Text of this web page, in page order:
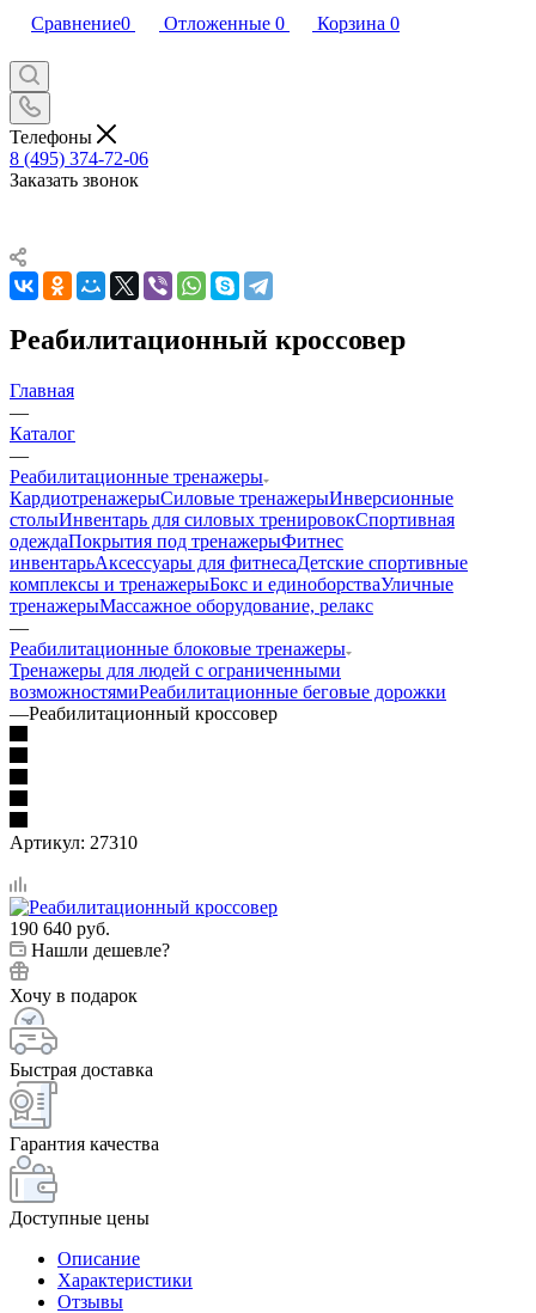
Сравнение0 Отложенные 0 Корзина 0
Телефоны
8 (495) 374-72-06
Заказать звонок
Реабилитационный кроссовер
Главная
—
Каталог
—
Реабилитационные тренажеры
КардиотренажерыСиловые тренажерыИнверсионные
столыИнвентарь для силовых тренировокСпортивная
одеждаПокрытия под тренажерыФитнес
инвентарьАксессуары для фитнесаДетские спортивные
комплексы и тренажерыБокс и единоборстваУличные
тренажерыМассажное оборудование, релакс
—
Реабилитационные блоковые тренажеры
Тренажеры для людей с ограниченными
возможностямиРеабилитационные беговые дорожки
—Реабилитационный кроссовер
Артикул: 27310
190 640 руб.
Нашли дешевле?
Хочу в подарок
Быстрая доставка
Гарантия качества
Доступные цены
Описание
Характеристики
Отзывы